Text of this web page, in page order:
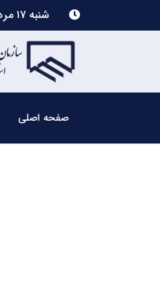
شنبه ۱۷ مرداد ۱۴۰۵
صفحه اصلی